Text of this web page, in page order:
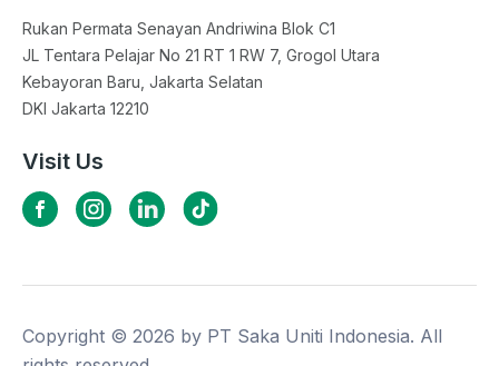
Rukan Permata Senayan Andriwina Blok C1
JL Tentara Pelajar No 21 RT 1 RW 7, Grogol Utara
Kebayoran Baru, Jakarta Selatan
DKI Jakarta 12210
Visit Us
Copyright © 2026 by PT Saka Uniti Indonesia. All